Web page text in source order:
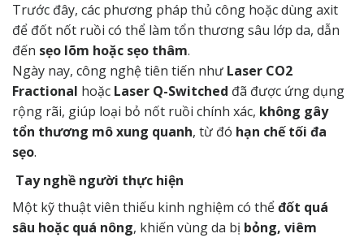
Trước đây, các phương pháp thủ công hoặc dùng axit
để đốt nốt ruồi có thể làm tổn thương sâu lớp da, dẫn
đến sẹo lõm hoặc sẹo thâm.
Ngày nay, công nghệ tiên tiến như Laser CO2
Fractional hoặc Laser Q-Switched đã được ứng dụng
rộng rãi, giúp loại bỏ nốt ruồi chính xác, không gây
tổn thương mô xung quanh, từ đó hạn chế tối đa
sẹo.
Tay nghề người thực hiện
Một kỹ thuật viên thiếu kinh nghiệm có thểđốt quá
sâu hoặc quá nông, khiến vùng da bị bỏng, viêm